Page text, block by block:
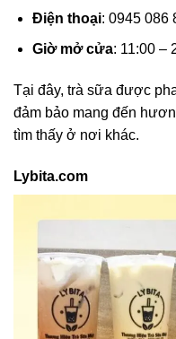
Điện thoại: 0945 086
Giờ mở cửa: 11:00 –
Tại đây, trà sữa được
đảm bảo mang đến
tìm thấy ở nơi khác.
Lybita.com